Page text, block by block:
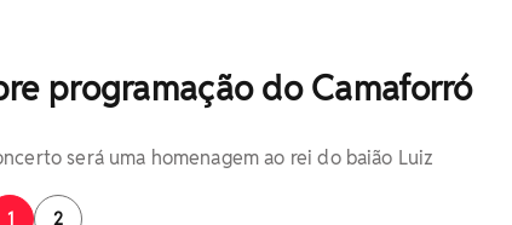
programação do Camaforró
será uma homenagem ao rei do baião Luiz
1 2